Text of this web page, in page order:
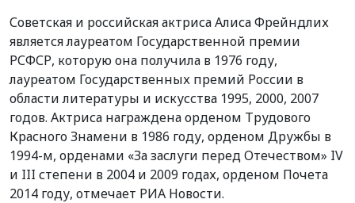
Советская и российская актриса Алиса Фрейндлих
является лауреатом Государственной премии
РСФСР, которую она получила в 1976 году,
лауреатом Государственных премий России в
области литературы и искусства 1995, 2000, 2007
годов. Актриса награждена орденом Трудового
Красного Знамени в 1986 году, орденом Дружбы в
1994-м, орденами «За заслуги перед Отечеством» IV
и III степени в 2004 и 2009 годах, орденом Почета
2014 году, отмечает РИА Новости.